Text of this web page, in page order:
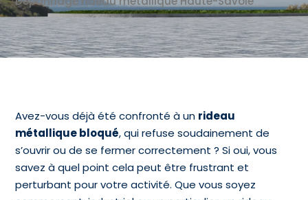
Avez-vous déjà été confronté à un rideau
métallique bloqué, qui refuse soudainement de
s’ouvrir ou de se fermer correctement ? Si oui, vous
savez à quel point cela peut être frustrant et
perturbant pour votre activité. Que vous soyez